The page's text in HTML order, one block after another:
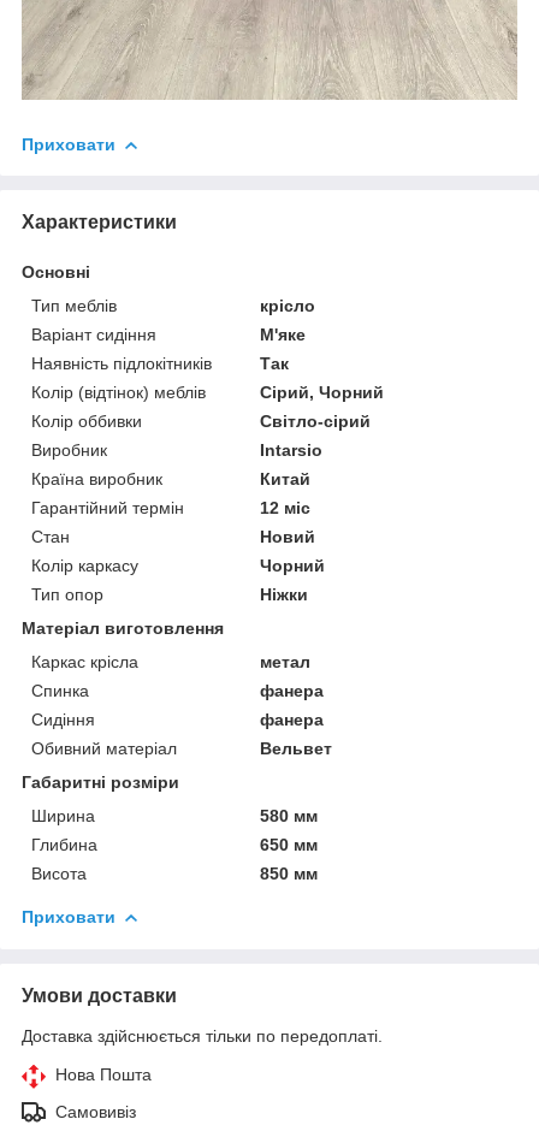
Приховати
Характеристики
Основні
Тип меблів
крісло
Варіант сидіння
М'яке
Наявність підлокітників
Так
Колір (відтінок) меблів
Сірий, Чорний
Колір оббивки
Світло-сірий
Виробник
Intarsio
Країна виробник
Китай
Гарантійний термін
12 міс
Стан
Новий
Колір каркасу
Чорний
Тип опор
Ніжки
Матеріал виготовлення
Каркас крісла
метал
Спинка
фанера
Сидіння
фанера
Обивний матеріал
Вельвет
Габаритні розміри
Ширина
580 мм
Глибина
650 мм
Висота
850 мм
Приховати
Умови доставки
Доставка здійснюється тільки по передоплаті.
Нова Пошта
Самовивіз